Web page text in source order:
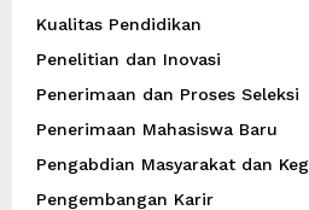
Kualitas Pendidikan
Penelitian dan Inovasi
Penerimaan dan Proses Seleksi
Penerimaan Mahasiswa Baru
Pengabdian Masyarakat dan
Pengembangan Karir